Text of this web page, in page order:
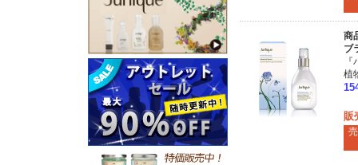
商
ブ
植
販